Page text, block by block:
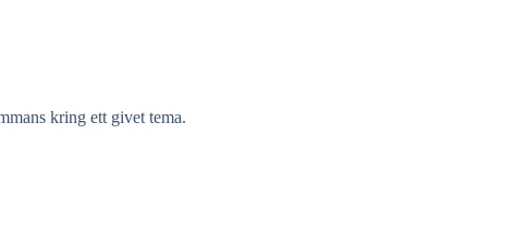
kring ett givet tema.